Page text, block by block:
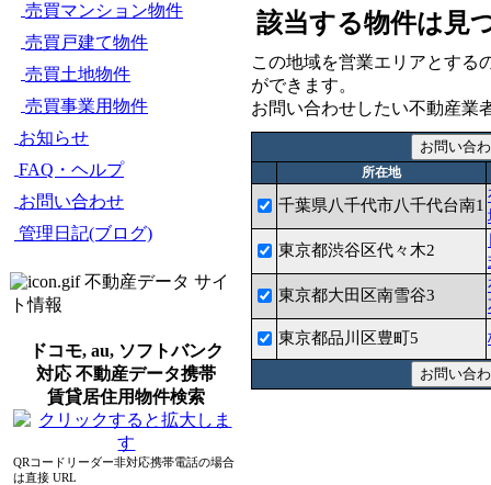
売買マンション物件
売買戸建て物件
売買土地物件
売買事業用物件
お知らせ
FAQ・ヘルプ
お問い合わせ
管理日記(ブログ)
不動産データ サイ
ト情報
ドコモ, au, ソフトバンク
対応 不動産データ携帯
賃貸居住用物件検索
QRコードリーダー非対応携帯電話の場合
は直接 URL
該当する物件は見
この地域を営業エリアとする
ができます。
お問い合わせしたい不動産業
所在地
千葉県八千代市八千代台南1
東京都渋谷区代々木2
東京都大田区南雪谷3
東京都品川区豊町5